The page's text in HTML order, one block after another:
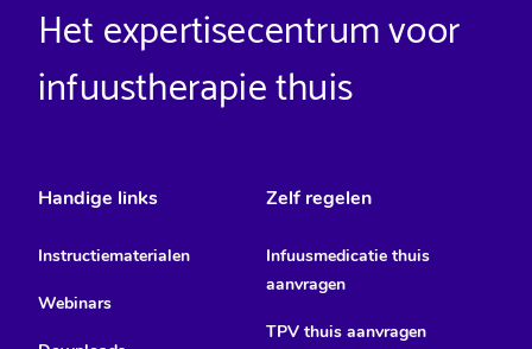
Het expertisecentrum voor
infuustherapie thuis
Handige links
Instructiematerialen
Webinars
Zelf regelen
Infuusmedicatie thuis
aanvragen
TPV thuis aanvragen